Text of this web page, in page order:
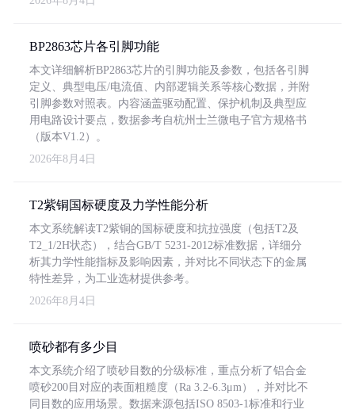
BP2863芯片各引脚功能
本文详细解析BP2863芯片的引脚功能及参数，包括各引脚
定义、典型电压/电流值、内部逻辑关系等核心数据，并附
引脚参数对照表。内容涵盖驱动配置、保护机制及典型应
用电路设计要点，数据参考自杭州士兰微电子官方规格书
（版本V1.2）。
2026年8月4日
T2紫铜国标硬度及力学性能分析
本文系统解读T2紫铜的国标硬度和抗拉强度（包括T2及
T2_1/2H状态），结合GB/T 5231-2012标准数据，详细分
析其力学性能指标及影响因素，并对比不同状态下的金属
特性差异，为工业选材提供参考。
2026年8月4日
喷砂都有多少目
本文系统介绍了喷砂目数的分级标准，重点分析了铝合金
喷砂200目对应的表面粗糙度（Ra 3.2-6.3μm），并对比不
同目数的应用场景。数据来源包括ISO 8503-1标准和行业